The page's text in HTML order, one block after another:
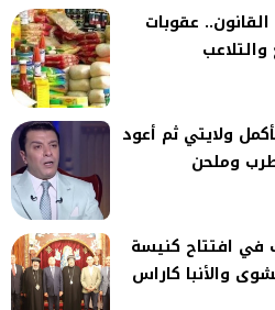
عقوبات
ولايتي ثم أعود
وملحن
في افتتاح كنيسة
والأنبا كاراس